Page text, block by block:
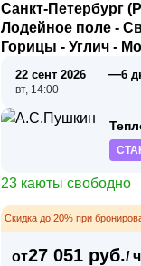
Санкт-Петербург
Лодейное поле -
Горицы - Углич -
22 сент 2026
вт, 14:00
—6
23 каюты свободно
Скидка до 20% при
от27 051 руб./